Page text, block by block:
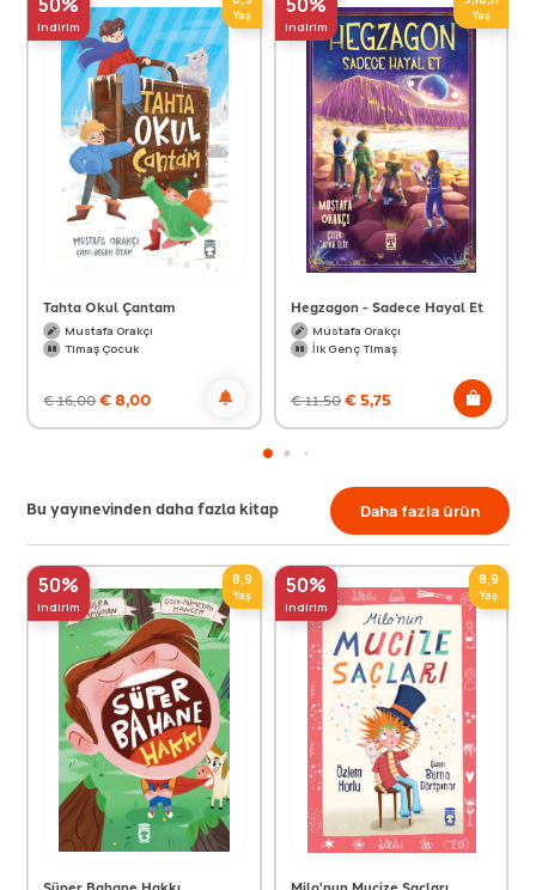
indirim
Yaş
Tahta Okul Çantam
Mustafa Orakçı
Timaş Çocuk
€16,00€8,00
indirim
Yaş
Hegzagon - Sadece Hayal Et
Mustafa Orakçı
İlk Genç Timaş
€11,50€5,75
Bu yayınevinden daha fazla kitap Daha fazla ürün
50%
indirim
8,9
Yaş 50%
indirim
8,9
Yaş